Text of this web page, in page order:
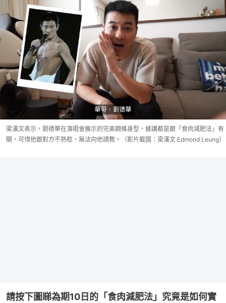
梁漢文表示，劉德華在演唱會展示的完美鋼條身型，據講都是跟「食肉減肥法」有
關，可惜他跟對方不熟稔，無法向他請教。（影片截圖：梁漢文 Edmond Leung）
請按下圖睇為期10日的「食肉減肥法」究竟是如何實